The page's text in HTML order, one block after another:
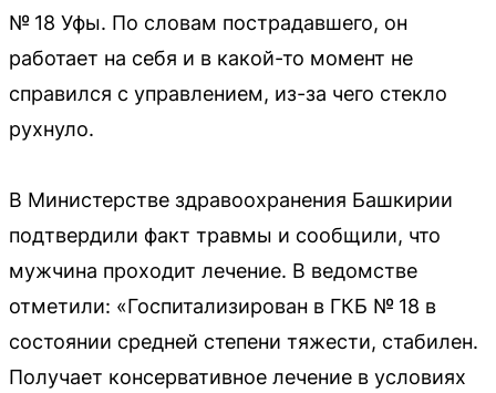
№ 18 Уфы. По словам пострадавшего, он
работает на себя и в какой-то момент не
справился с управлением, из-за чего стекло
рухнуло.
В Министерстве здравоохранения Башкирии
подтвердили факт травмы и сообщили, что
мужчина проходит лечение. В ведомстве
отметили: «Госпитализирован в ГКБ № 18 в
состоянии средней степени тяжести, стабилен.
Получает консервативное лечение в условиях